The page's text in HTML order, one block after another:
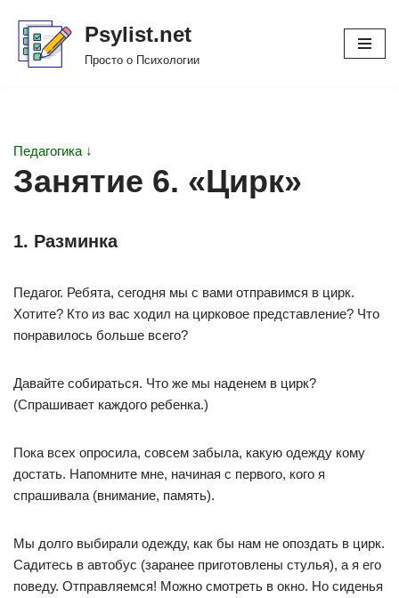
Перейти
Psylist.net
Просто о Психологии
Педагогика ↓
Занятие 6. «Цирк»
1. Разминка
Педагог. Ребята, сегодня мы с вами отправимся в цирк.
Хотите? Кто из вас ходил на цирковое представление? Что
понравилось больше всего?
Давайте собираться. Что же мы наденем в цирк?
(Спрашивает каждого ребенка.)
Пока всех опросила, совсем забыла, какую одежду кому
достать. Напомните мне, начиная с первого, кого я
спрашивала (внимание, память).
Мы долго выбирали одежду, как бы нам не опоздать в цирк.
Садитесь в автобус (заранее приготовлены стулья), а я его
поведу. Отправляемся! Можно смотреть в окно. Но сиденья